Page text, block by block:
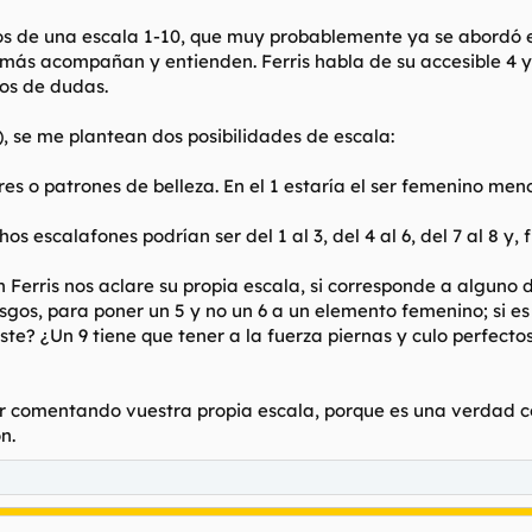
de una escala 1-10, que muy probablemente ya se
acompañan y entienden. Ferris habla de su accesible 4
de dudas.
se me plantean dos posibilidades de escala:
o patrones de belleza. En el 1 estaría el ser femenino
escalafones podrían ser del 1 al 3, del 4 al 6, del 7 al 8 y,
nos aclare su propia escala, si corresponde a alguno
para poner un 5 y no un 6 a un elemento femenino; si
¿Un 9 tiene que tener a la fuerza piernas y culo
comentando vuestra propia escala, porque es una verdad